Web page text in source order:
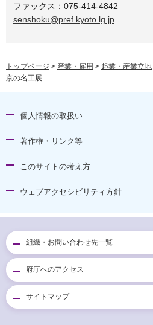
ファックス：075-414-4842
senshoku@pref.kyoto.lg.jp
トップページ > 産業・雇用 > 起業・産業立地
京の名工展
個人情報の取扱い
著作権・リンク等
このサイトの考え方
ウェブアクセシビリティ方針
組織・お問い合わせ先一覧
府庁へのアクセス
サイトマップ